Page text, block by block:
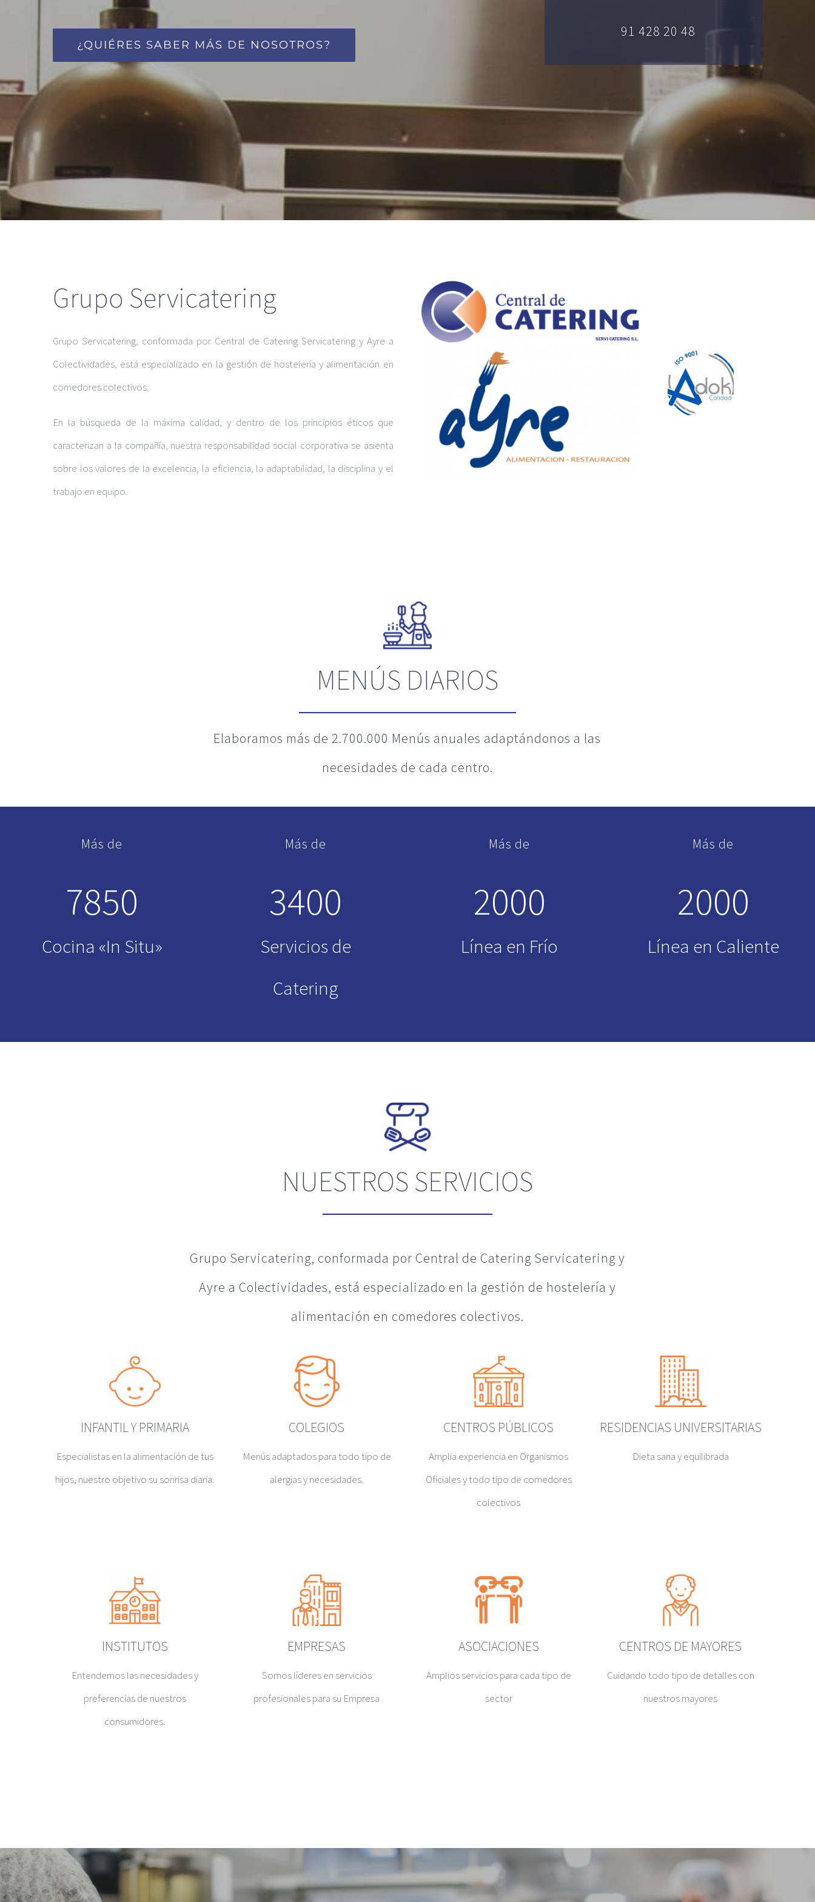
¿QUIÉRES SABER MÁS DE NOSOTROS?
91 428 20 48
Grupo Servicatering
Grupo Servicatering, conformada por Central de Catering Servicatering y Ayre a
Colectividades, está especializado en la gestión de hostelería y alimentación en
comedores colectivos.
En la búsqueda de la máxima calidad, y dentro de los principios éticos que
caracterizan a la compañía, nuestra responsabilidad social corporativa se asienta
sobre los valores de la excelencia, la eficiencia, la adaptabilidad, la disciplina y el
trabajo en equipo.
MENÚS DIARIOS
Elaboramos más de 2.700.000 Menús anuales adaptándonos a las
necesidades de cada centro.
Más de
7850
Cocina «In Situ»
Más de
3400
Servicios de
Catering
Más de
2000
Línea en Frío
Más de
2000
Línea en Caliente
NUESTROS SERVICIOS
Grupo Servicatering, conformada por Central de Catering Servicatering y
Ayre a Colectividades, está especializado en la gestión de hostelería y
alimentación en comedores colectivos.
INFANTIL Y PRIMARIA
Especialistas en la alimentación de tus
hijos, nuestro objetivo su sonrisa diaria.
COLEGIOS
Menús adaptados para todo tipo de
alergias y necesidades.
CENTROS PÚBLICOS
Amplia experiencia en Organismos
Oficiales y todo tipo de comedores
colectivos
RESIDENCIAS UNIVERSITARIAS
Dieta sana y equilibrada
INSTITUTOS
Entendemos las necesidades y
preferencias de nuestros
consumidores.
EMPRESAS
Somos líderes en servicios
profesionales para su Empresa
ASOCIACIONES
Amplios servicios para cada tipo de
sector
CENTROS DE MAYORES
Cuidando todo tipo de detalles con
nuestros mayores